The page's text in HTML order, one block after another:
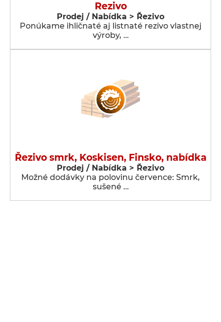
Rezivo
Prodej / Nabídka > Řezivo
Ponúkame ihličnaté aj listnaté rezivo vlastnej
výroby, …
Řezivo smrk, Koskisen, Finsko, nabídka
Prodej / Nabídka > Řezivo
Možné dodávky na polovinu července: Smrk,
sušené …